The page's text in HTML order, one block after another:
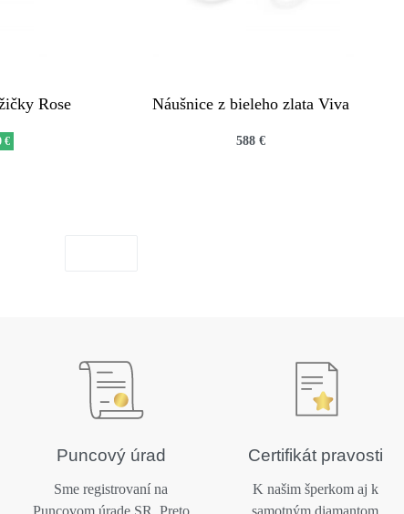
Rose
€
Náušnice z bieleho zlata Viva
588 €
Puncový úrad
Sme registrovaní na
Puncovom úrade SR. Preto
Certifikát pravosti
K našim šperkom aj k
samotným diamantom